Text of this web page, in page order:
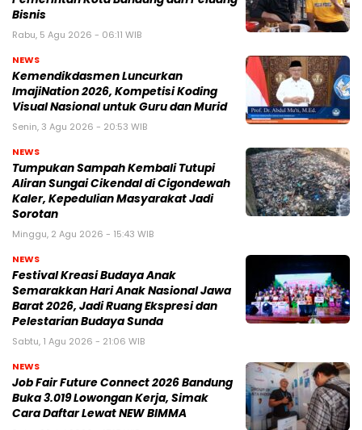
Bisnis
Rabu, 5 Agu 2026 - 06:11 WIB
NEWS
Kemendikdasmen Luncurkan
ImajiNation 2026, Kompetisi Koding
Visual Nasional untuk Guru dan Murid
Senin, 3 Agu 2026 - 20:53 WIB
NEWS
Tumpukan Sampah Kembali Tutupi
Aliran Sungai Cikendal di Cigondewah
Kaler, Kepedulian Masyarakat Jadi
Sorotan
Minggu, 2 Agu 2026 - 15:43 WIB
NEWS
Festival Kreasi Budaya Anak
Semarakkan Hari Anak Nasional Jawa
Barat 2026, Jadi Ruang Ekspresi dan
Pelestarian Budaya Sunda
Sabtu, 1 Agu 2026 - 21:06 WIB
NEWS
Job Fair Future Connect 2026 Bandung
Buka 3.019 Lowongan Kerja, Simak
Cara Daftar Lewat NEW BIMMA